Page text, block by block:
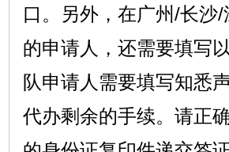
口。另外，在广州/长沙
的申请人，还需要填写
队申请人需要填写知悉
代办剩余的手续。请正